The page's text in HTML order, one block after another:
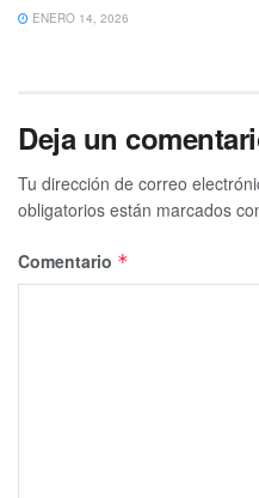
ENERO 14, 2026
Deja un
Tu dirección de correo
obligatorios están marcados
Comentario *